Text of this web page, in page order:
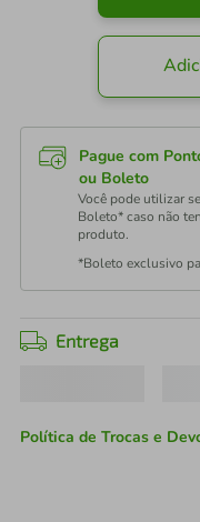
Pague com
ou Boleto
Você pode utilizar
Boleto* caso não
produto.
*Boleto exclusivo
Entrega
Política de Trocas e